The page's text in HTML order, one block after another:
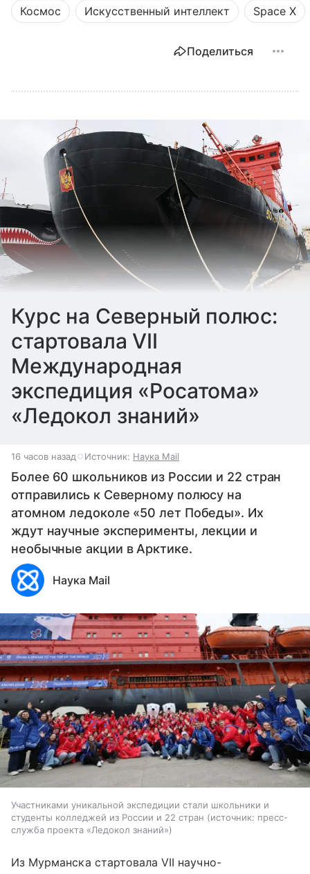
Космос Искусственный интеллект Space X
Поделиться
Курс на Северный полюс:
стартовала VII
Международная
экспедиция «Росатома»
«Ледокол знаний»
16 часов назад Источник: Наука Mail
Более 60 школьников из России и 22 стран
отправились к Северному полюсу на
атомном ледоколе «50 лет Победы». Их
ждут научные эксперименты, лекции и
необычные акции в Арктике.
Наука Mail
Участниками уникальной экспедиции стали школьники и
студенты колледжей из России и 22 стран
источник: пресс-
служба проекта «Ледокол знаний»
Из Мурманска стартовала VII научно-